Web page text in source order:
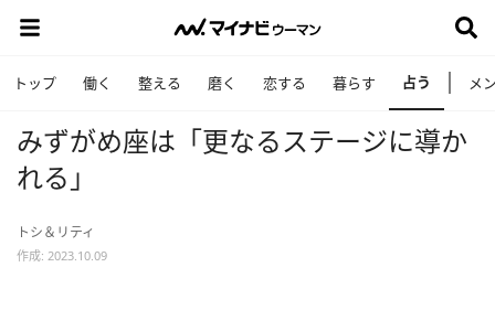
トップ 働く 整える 磨く 恋する 暮らす 占う メ
みずがめ座は「更なるステージに導か
れる」
トシ＆リティ
作成: 2023.10.09